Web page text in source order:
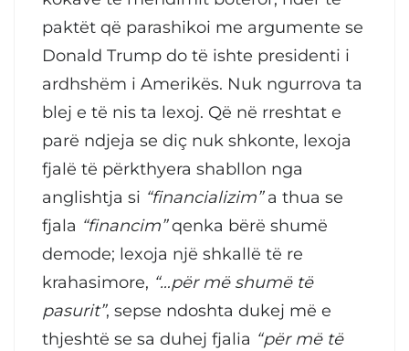
paktët që parashikoi me argumente se
Donald Trump do të ishte presidenti i
ardhshëm i Amerikës. Nuk ngurrova ta
blej e të nis ta lexoj. Që në rreshtat e
parë ndjeja se diç nuk shkonte, lexoja
fjalë të përkthyera shabllon nga
anglishtja si “financializim”a thua se
fjala “financim”qenka bërë shumë
demode; lexoja një shkallë të re
krahasimore, “…për më shumë të
pasurit”, sepse ndoshta dukej më e
thjeshtë se sa duhej fjalia “për më të